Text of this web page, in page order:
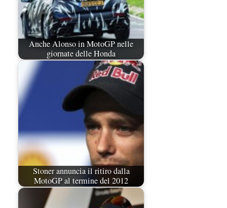
Anche Alonso in MotoGP nelle
giornate delle Honda
Stoner annuncia il ritiro dalla
MotoGP al termine del 2012